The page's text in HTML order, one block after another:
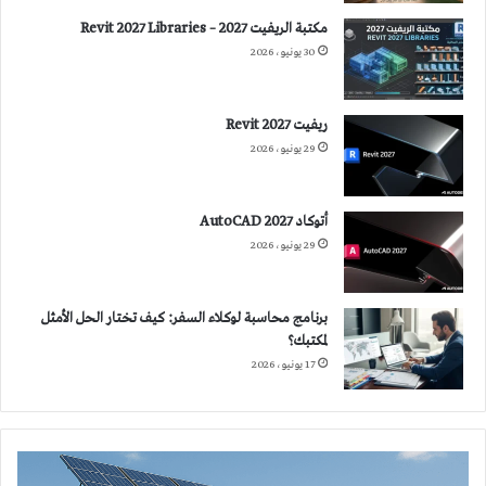
مكتبة الريفيت 2027 – Revit 2027 Libraries
30 يونيو، 2026
ريفيت 2027 Revit
29 يونيو، 2026
أتوكاد 2027 AutoCAD
29 يونيو، 2026
برنامج محاسبة لوكلاء السفر: كيف تختار الحل الأمثل
لمكتبك؟
17 يونيو، 2026
تخفيض